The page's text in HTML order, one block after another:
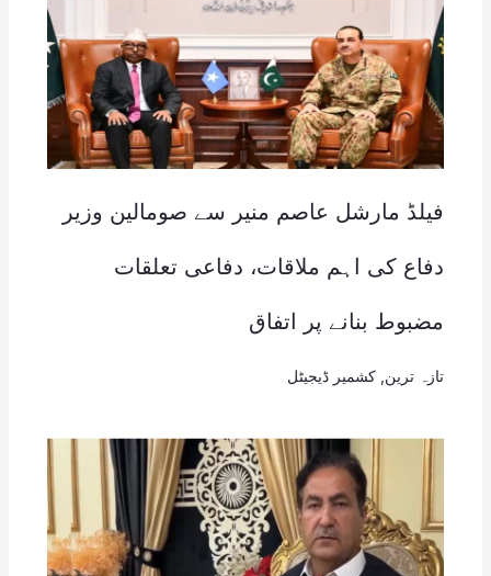
فیلڈ مارشل عاصم منیر سے صومالین وزیر
دفاع کی اہم ملاقات، دفاعی تعلقات
مضبوط بنانے پر اتفاق
تازہ ترین کشمیر ڈیجیٹل